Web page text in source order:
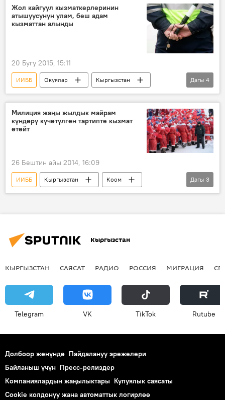
алдамчылык
Жол кайгуул кызматкерлеринин
атышуусунун улам, беш адам
кызматтан алынды
20 Бугу 2015, 15:11
ИИББ Окуялар
Кыргызстан
Коом
Жаңылыктар
Чүй облусу
Жол кайгуул кызматы
Дагы 4
Милиция жаңы жылдык майрам
күндөрү күчөтүлгөн тартипте кызмат
өтөйт
26 Бештин айы 2014, 16:09
ИИББ Кыргызстан
Коом
Жаңылыктар
ИИМ Жаңы жыл
Дагы 3
Кыргызстан
КЫРГЫЗСТАН САЯСАТ РАДИО РОССИЯ МИГРАЦИЯ
Telegram VK ТikТоk Rutube
Долбоор жөнүндө Пайдалануу эрежелери
Байланыш үчүн Пресс-релиздер
Компаниялардын жаңылыктары Купуялык саясаты
Cookie колдонуу жана автоматтык логирлөө